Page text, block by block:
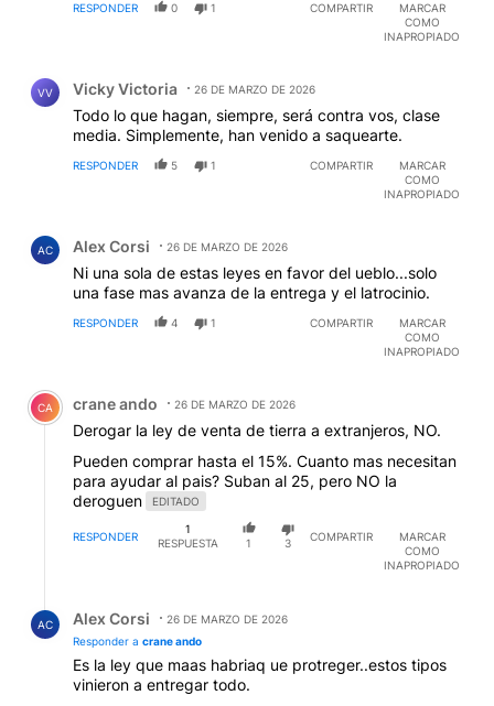
RESPONDER 0 1 COMPARTIR
MARCAR
COMO
INAPROPIADO
VV Vicky Victoria 26 DE MARZO DE 2026
Todo lo que hagan, siempre, será contra vos, clase
media. Simplemente, han venido a saquearte.
RESPONDER 5 1 COMPARTIR
MARCAR
COMO
INAPROPIADO
AC Alex Corsi 26 DE MARZO DE 2026
Ni una sola de estas leyes en favor del ueblo...solo
una fase mas avanza de la entrega y el latrocinio.
RESPONDER 4 1 COMPARTIR
MARCAR
COMO
INAPROPIADO
Comentario de crane ando.
CA crane ando 26 DE MARZO DE 2026
Derogar la ley de venta de tierra a extranjeros, NO.
Pueden comprar hasta el 15%. Cuanto mas necesitan
para ayudar al pais? Suban al 25, pero NO la
deroguen
EDITADO
RESPONDER
1
RESPUESTA
1 3
COMPARTIR
MARCAR
COMO
INAPROPIADO
AC Alex Corsi
26 DE MARZO DE 2026
Responder a crane ando
Es la ley que maas habriaq ue protreger..estos tipos
vinieron a entregar todo.